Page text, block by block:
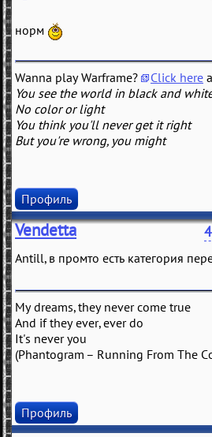
норм
Wanna play Warframe? Click here
You see the world in black and
No color or light
You think you'll never get it right
But you're wrong, you might
Профиль
Vendetta
Antill, в промто есть категория
My dreams, they never come true
And if they ever, ever do
It's never you
(Phantogram – Running From The
Профиль